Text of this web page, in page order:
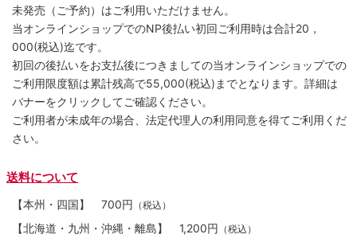
未発売（ご予約）はご利用いただけません。
当オンラインショップでのNP後払い初回ご利用時は合計20，
000(税込)迄です。
初回の後払いをお支払後につきましての当オンラインショップでの
ご利用限度額は累計残高で55,000(税込)までとなります。詳細は
バナーをクリックしてご確認ください。
ご利用者が未成年の場合、法定代理人の利用同意を得てご利用くだ
さい。
送料について
【本州・四国】 700円 （税込）
【北海道・九州・沖縄・離島】 1,200円 （税込）